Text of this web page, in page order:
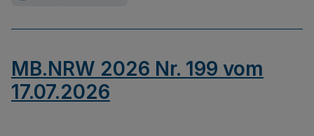
MB.NRW 2026 Nr. 199 vom
17.07.2026